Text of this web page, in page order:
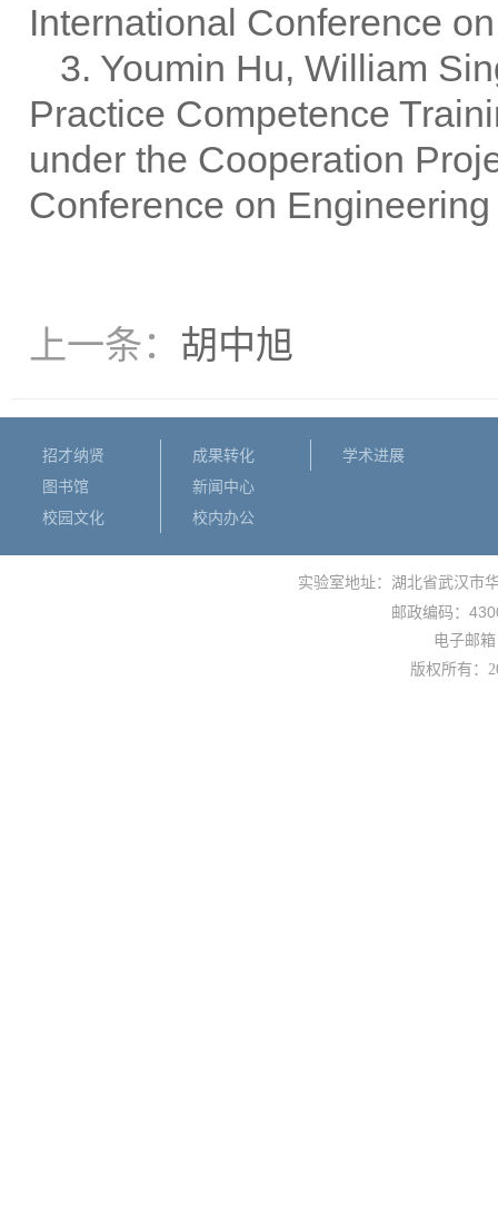
International Conference
3. Youmin Hu, William
Practice Competence
under the Cooperation
Conference on
上一条： 胡中旭
招才纳贤
图书馆
校园文化
成果转化
新闻中心
校内办公
学术进展
实验室地址：湖北省武汉市
邮政编码：
电子邮
版权所有：